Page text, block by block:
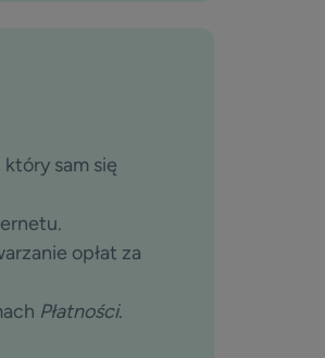
sam się
opłat za
Płatności.